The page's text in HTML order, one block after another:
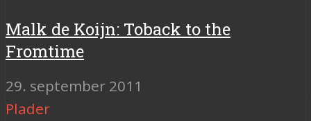
Malk de Koijn: Toback to the
Fromtime
29. september 2011
Plader